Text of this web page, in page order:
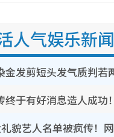
人气娱乐新闻